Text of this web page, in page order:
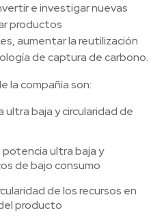
e investigar nuevas
productos
aumentar la reutilización
de captura de carbono.
la compañía son:
baja y circularidad de
ultra baja y
de bajo consumo
de los recursos en
producto